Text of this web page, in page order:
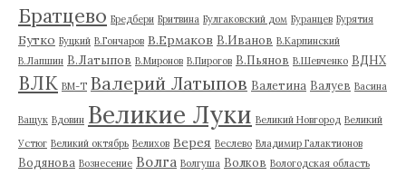
Братцево Бредбери Бритвина Булгаковский дом Буранцев Бурятия
Бутко Буцкий В.Гончаров В.Ермаков В.Иванов В.Карпинский
В.Лапшин В.Латыпов В.Миронов В.Пирогов В.Пьянов В.Шевченко ВДНХ
ВЛК ВМ-Т Валерий Латыпов Валетина Валуев Васина
Ващук Вдовин Великие Луки Великий Новгород Великий
Устюг Великий октябрь Велихов Верея Веслево Владимир Галактионов
Водянова Вознесение Волга Волгуша Волков Вологодская область